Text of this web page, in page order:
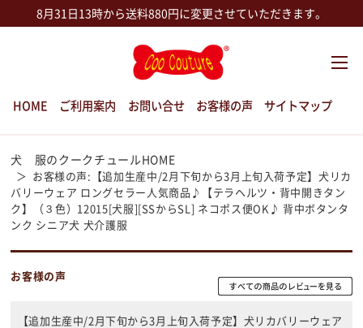
8月31日13時から送料880円に変更させていただきます。
HOME ご利用案内 お問い合せ お客様の声 サイトマップ
犬 服のクークチュールHOME
お客様の声:【追加生産中/2月下旬から3月上旬入荷予定】犬リカ
バリーウェア ロングセラー人気商品♪【テラヘルツ・背中開きタン
ク】（３色）12015[犬服][SSからSL] ネコポス便OK♪ 背中ボタンタ
ンク シニア犬 犬介護服
お客様の声
【追加生産中/2月下旬から3月上旬入荷予定】犬リカバリーウェア